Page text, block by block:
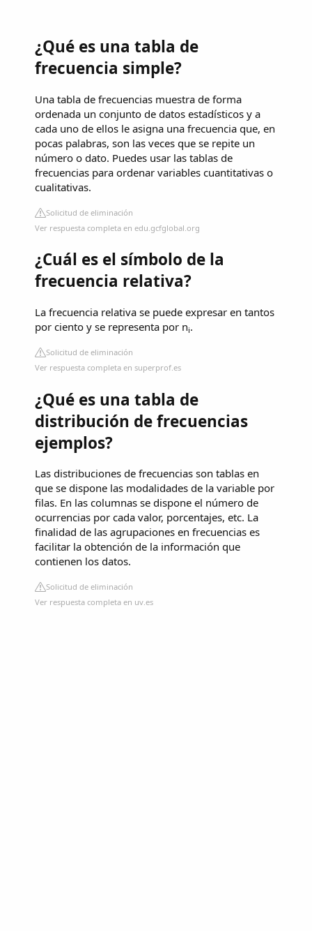
¿Qué es una tabla de
frecuencia simple?
Una tabla de frecuencias muestra de forma
ordenada un conjunto de datos estadísticos y a
cada uno de ellos le asigna una frecuencia que, en
pocas palabras, son las veces que se repite un
número o dato. Puedes usar las tablas de
frecuencias para ordenar variables cuantitativas o
cualitativas.
Solicitud de eliminación
Ver respuesta completa en edu.gcfglobal.org
¿Cuál es el símbolo de la
frecuencia relativa?
La frecuencia relativa se puede expresar en tantos
por ciento y se representa por ni.
Solicitud de eliminación
Ver respuesta completa en superprof.es
¿Qué es una tabla de
distribución de frecuencias
ejemplos?
Las distribuciones de frecuencias son tablas en
que se dispone las modalidades de la variable por
filas. En las columnas se dispone el número de
ocurrencias por cada valor, porcentajes, etc. La
finalidad de las agrupaciones en frecuencias es
facilitar la obtención de la información que
contienen los datos.
Solicitud de eliminación
Ver respuesta completa en uv.es